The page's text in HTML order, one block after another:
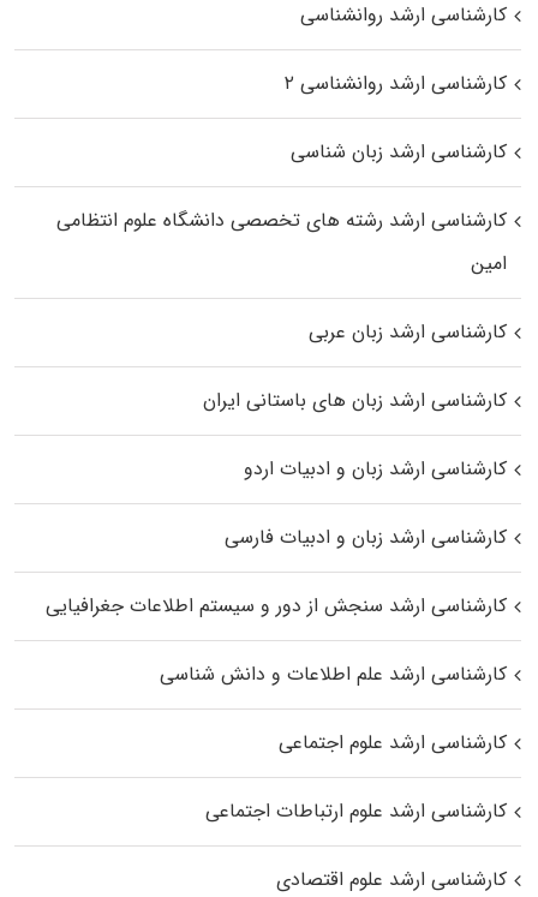
کارشناسی ارشد روانشناسی
کارشناسی ارشد روانشناسی ۲
کارشناسی ارشد زبان شناسی
کارشناسی ارشد رﺷﺘﻪ ﻫﺎی تخصصی داﻧﺸﮕﺎه ﻋﻠﻮم انتظامی
اﻣﻴﻦ
کارشناسی ارشد زبان عربی
کارشناسی ارشد زبان‌ های باستانی ایران
کارشناسی ارشد زبان و ادبیات اردو
کارشناسی ارشد زبان و ادبیات فارسی
کارشناسی ارشد سنجش از دور و سیستم اطلاعات جغرافیایی
کارشناسی ارشد علم اطلاعات و دانش شناسی
کارشناسی ارشد علوم اجتماعی
کارشناسی ارشد علوم ارتباطات اجتماعی
کارشناسی ارشد علوم اقتصادی